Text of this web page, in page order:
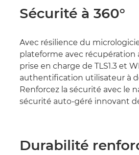
Sécurité à 360°
Avec résilience du
plateforme avec
prise en charge de TLS1.3 et
authentification utilisateur à
Renforcez la sécurité avec le
sécurité auto-géré innovant
Durabilité